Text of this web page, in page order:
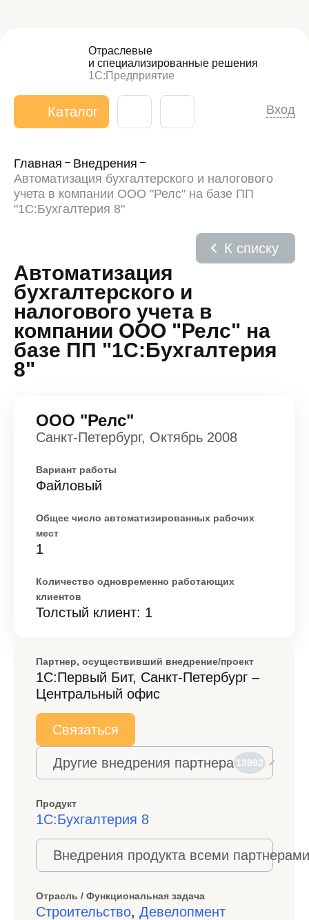
Отраслевые
и специализированные решения
1С:Предприятие
Каталог Вход
Главная
Внедрения
Автоматизация бухгалтерского и налогового
учета в компании ООО "Релс" на базе ПП
"1С:Бухгалтерия 8"
Автоматизация
бухгалтерского и
налогового учета в
компании ООО "Релс" на
базе ПП "1С:Бухгалтерия
8"
К списку
ООО "Релс"
Санкт-Петербург, Октябрь 2008
Вариант работы
Файловый
Общее число автоматизированных рабочих
мест
1
Количество одновременно работающих
клиентов
Толстый клиент: 1
Партнер, осуществивший внедрение/проект
1С:Первый Бит, Санкт-Петербург –
Центральный офис
Связаться
Другие внедрения партнера 13992
Продукт
1С:Бухгалтерия 8
Внедрения продукта всеми
Отрасль / Функциональная задача
Строительство, Девелопмент